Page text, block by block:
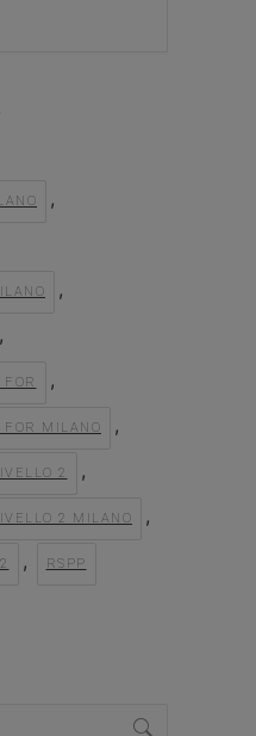
,
,
,
,
FOR MILANO ,
2 ,
2 MILANO ,
, RSPP